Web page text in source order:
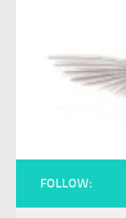
FOLLOW: